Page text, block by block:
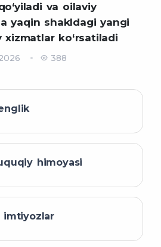
va oilaviy
yaqin shakldagi yangi
xizmatlar ko‘rsatiladi
388
himoyasi
imtiyozlar